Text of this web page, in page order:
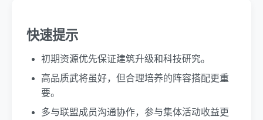
快速提示
初期资源优先保证建筑升级和科技研究。
高品质武将虽好，但合理培养的阵容搭配更重
要。
多与联盟成员沟通协作，参与集体活动收益更